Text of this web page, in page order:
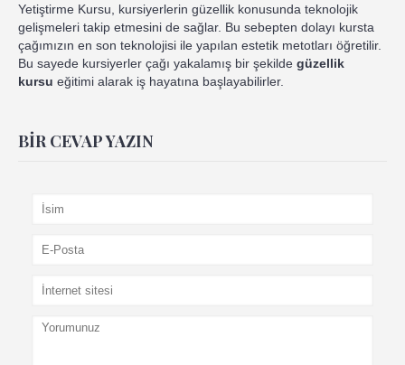
Yetiştirme Kursu, kursiyerlerin güzellik konusunda teknolojik
gelişmeleri takip etmesini de sağlar. Bu sebepten dolayı kursta
çağımızın en son teknolojisi ile yapılan estetik metotları öğretilir.
Bu sayede kursiyerler çağı yakalamış bir şekilde güzellik
kursu eğitimi alarak iş hayatına başlayabilirler.
BIR CEVAP YAZIN